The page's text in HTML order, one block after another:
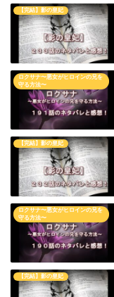
【完結】影の皇妃
ロクサナ〜悪女がヒロインの兄を
守る方法〜
【完結】影の皇妃
ロクサナ〜悪女がヒロインの兄を
守る方法〜
【完結】影の皇妃